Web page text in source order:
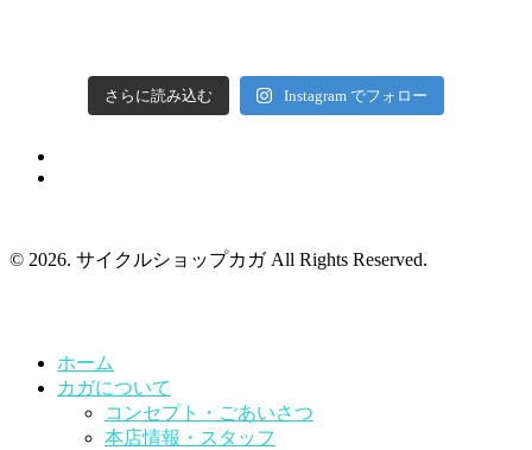
さらに読み込む Instagram でフォロー
© 2026. サイクルショップカガ All Rights Reserved.
ホーム
カガについて
コンセプト・ごあいさつ
本店情報・スタッフ